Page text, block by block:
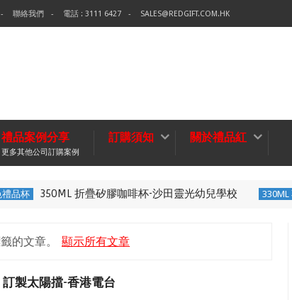
聯絡我們 電話 : 3111 6427 SALES@REDGIFT.COM.HK
禮品案例分享
更多其他公司訂購案例
訂購須知 關於禮品紅
350ML 折疊矽膠咖啡杯-沙田靈光幼兒學校 330ML 不銹鋼
的文章。 顯示所有文章
訂製太陽擋-香港電台